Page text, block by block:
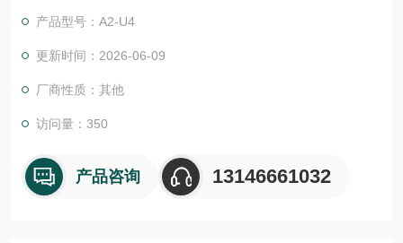
产品型号：A2-U4
更新时间：2026-06-09
厂商性质：其他
访问量：350
产品咨询 13146661032